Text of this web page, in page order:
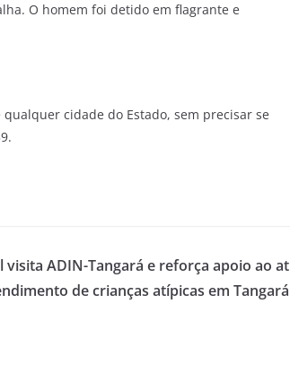
O homem foi detido em flagrante e
cidade do Estado, sem precisar se
visita ADIN-Tangará e reforça apoio ao at
de crianças atípicas em Tangará